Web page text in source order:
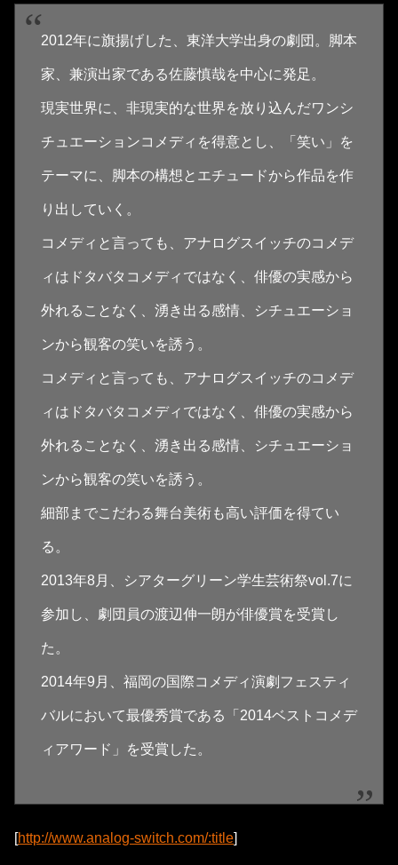
2012年に旗揚げした、東洋大学出身の劇団。脚本
家、兼演出家である佐藤慎哉を中心に発足。
現実世界に、非現実的な世界を放り込んだワンシ
チュエーションコメディを得意とし、「笑い」を
テーマに、脚本の構想とエチュードから作品を作
り出していく。
コメディと言っても、アナログスイッチのコメデ
ィはドタバタコメディではなく、俳優の実感から
外れることなく、湧き出る感情、シチュエーショ
ンから観客の笑いを誘う。
コメディと言っても、アナログスイッチのコメデ
ィはドタバタコメディではなく、俳優の実感から
外れることなく、湧き出る感情、シチュエーショ
ンから観客の笑いを誘う。
細部までこだわる舞台美術も高い評価を得てい
る。
2013年8月、シアターグリーン学生芸術祭vol.7に
参加し、劇団員の渡辺伸一朗が俳優賞を受賞し
た。
2014年9月、福岡の国際コメディ演劇フェスティ
バルにおいて最優秀賞である「2014ベストコメデ
ィアワード」を受賞した。
[http://www.analog-switch.com/:title]